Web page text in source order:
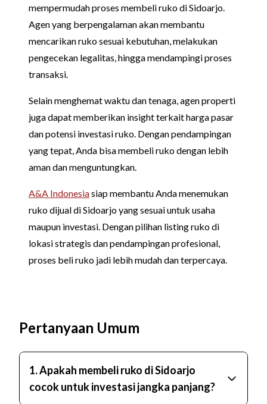
mempermudah proses membeli ruko di Sidoarjo.
Agen yang berpengalaman akan membantu
mencarikan ruko sesuai kebutuhan, melakukan
pengecekan legalitas, hingga mendampingi proses
transaksi.
Selain menghemat waktu dan tenaga, agen properti
juga dapat memberikan insight terkait harga pasar
dan potensi investasi ruko. Dengan pendampingan
yang tepat, Anda bisa membeli ruko dengan lebih
aman dan menguntungkan.
A&A Indonesiasiap membantu Anda menemukan
ruko dijual di Sidoarjo yang sesuai untuk usaha
maupun investasi. Dengan pilihan listing ruko di
lokasi strategis dan pendampingan profesional,
proses beli ruko jadi lebih mudah dan terpercaya.
Pertanyaan Umum
1. Apakah membeli ruko di Sidoarjo
cocok untuk investasi jangka panjang?